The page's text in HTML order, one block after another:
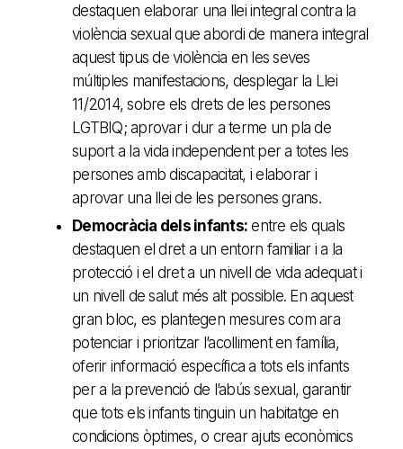
destaquen elaborar una llei integral contra la
violència sexual que abordi de manera integral
aquest tipus de violència en les seves
múltiples manifestacions, desplegar la Llei
11/2014, sobre els drets de les persones
LGTBIQ; aprovar i dur a terme un pla de
suport a la vida independent per a totes les
persones amb discapacitat, i elaborar i
aprovar una llei de les persones grans.
Democràcia dels infants: entre els quals
destaquen el dret a un entorn familiar i a la
protecció i el dret a un nivell de vida adequat i
un nivell de salut més alt possible. En aquest
gran bloc, es plantegen mesures com ara
potenciar i prioritzar l’acolliment en família,
oferir informació específica a tots els infants
per a la prevenció de l’abús sexual, garantir
que tots els infants tinguin un habitatge en
condicions òptimes, o crear ajuts econòmics